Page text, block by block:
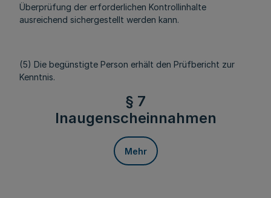
Überprüfung der erforderlichen Kontrollinhalte
ausreichend sichergestellt werden kann.
(5) Die begünstigte Person erhält den Prüfbericht zur
Kenntnis.
§ 7
Inaugenscheinnahmen
Mehr